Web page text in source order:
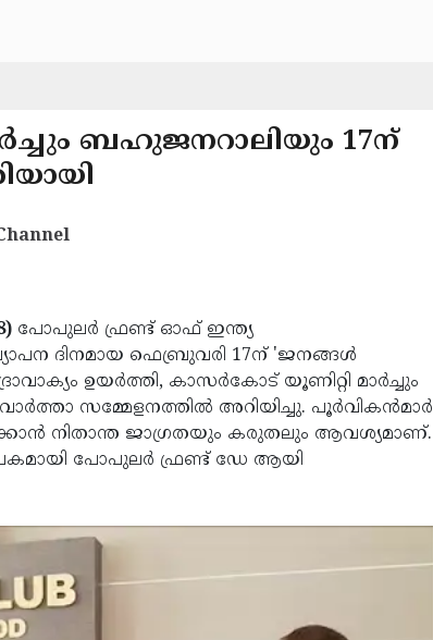
ബഹുജനറാലിയും 17ന്
പോപുലര്‍ ഫ്രണ്ട് ഓഫ് ഇന്ത്യ
ദിനമായ ഫെബ്രുവരി 17ന് 'ജനങ്ങള്‍
ഉയര്‍ത്തി, കാസര്‍കോട് യൂണിറ്റി മാര്‍ച്ചും
സമ്മേളനത്തില്‍ അറിയിച്ചു. പൂര്‍വികന്‍മാര്‍
നിതാന്ത ജാഗ്രതയും കരുതലും ആവശ്യമാണ്.
പോപുലര്‍ ഫ്രണ്ട് ഡേ ആയി